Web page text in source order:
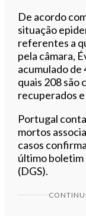
De acordo
situação
referentes a
pela câmara,
acumulado de
quais 208 são
recuperados
Portugal
mortos
casos
último boletim
(DGS).